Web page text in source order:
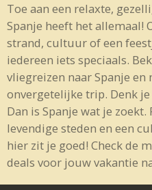
Toe aan een relaxte,
Spanje heeft het allemaal!
strand, cultuur of een
iedereen iets speciaals.
vliegreizen naar Spanje en
onvergetelijke trip. Denk
Dan is Spanje wat je
levendige steden en een
hier zit je goed! Check de
deals voor jouw vakantie